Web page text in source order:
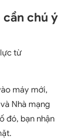
chú ý
từ
máy mới,
Nhà mạng
đó, bạn nhận